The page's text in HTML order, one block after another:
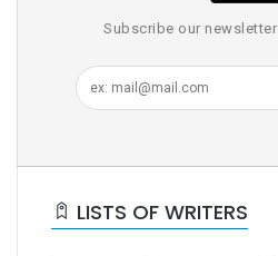
Subscribe our
LISTS OF WRITERS